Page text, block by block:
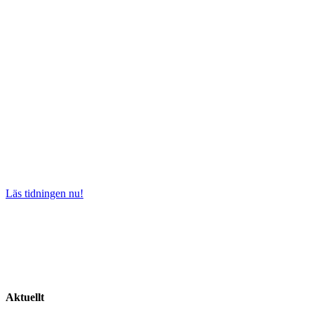
Läs tidningen nu!
Aktuellt